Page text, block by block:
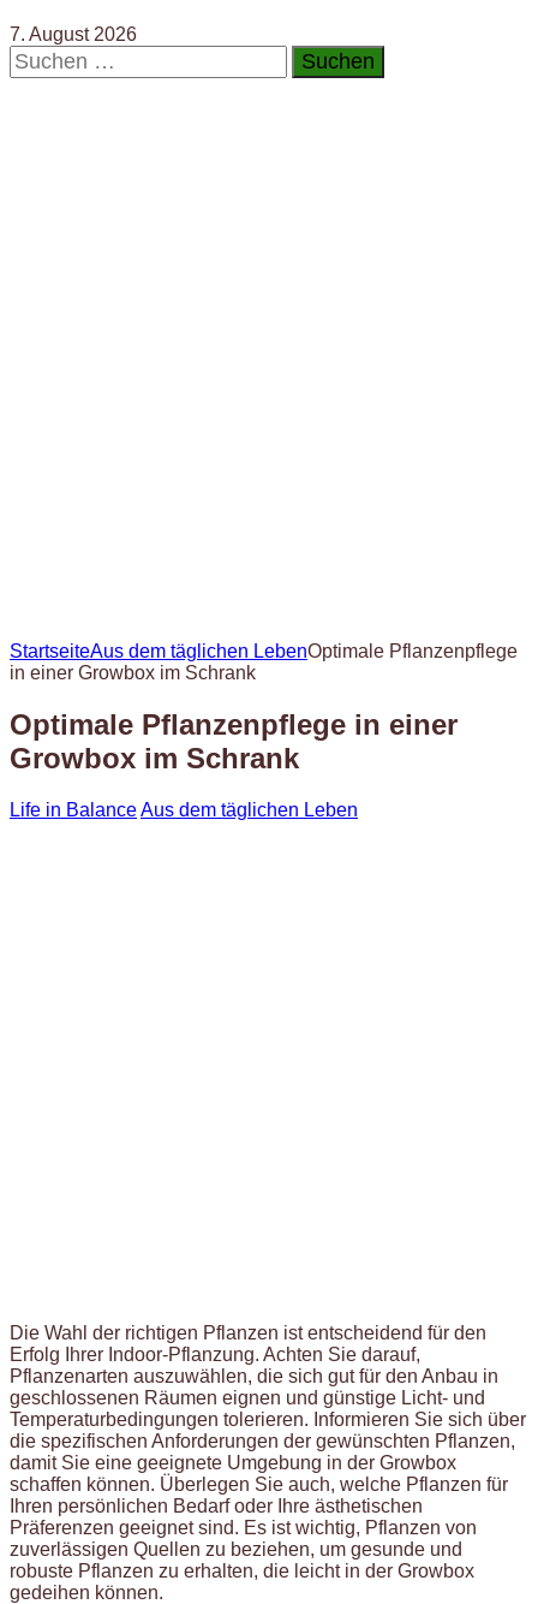
7. August 2026
Suchen
nach:
StartseiteAus dem täglichen LebenOptimale Pflanzenpflege
in einer Growbox im Schrank
Optimale Pflanzenpflege in einer
Growbox im Schrank
Life in BalanceAus dem täglichen Leben
Die Wahl der richtigen Pflanzen ist entscheidend für den
Erfolg Ihrer Indoor-Pflanzung. Achten Sie darauf,
Pflanzenarten auszuwählen, die sich gut für den Anbau in
geschlossenen Räumen eignen und günstige Licht- und
Temperaturbedingungen tolerieren. Informieren Sie sich über
die spezifischen Anforderungen der gewünschten Pflanzen,
damit Sie eine geeignete Umgebung in der Growbox
schaffen können. Überlegen Sie auch, welche Pflanzen für
Ihren persönlichen Bedarf oder Ihre ästhetischen
Präferenzen geeignet sind. Es ist wichtig, Pflanzen von
zuverlässigen Quellen zu beziehen, um gesunde und
robuste Pflanzen zu erhalten, die leicht in der Growbox
gedeihen können.